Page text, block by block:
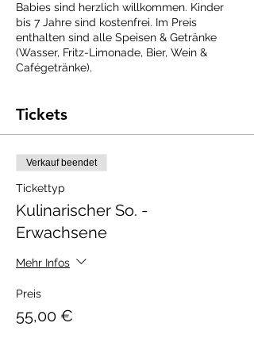
Babies sind herzlich willkommen. Kinder
bis 7 Jahre sind kostenfrei. Im Preis
enthalten sind alle Speisen & Getränke
(Wasser, Fritz-Limonade, Bier, Wein &
Cafégetränke).
Tickets
Verkauf beendet
Tickettyp
Kulinarischer So. -
Erwachsene
Mehr Infos
Preis
55,00 €